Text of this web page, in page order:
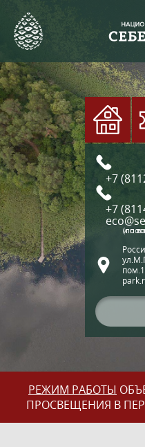
+7
+7
(по вопросам
РЕЖИМ РАБОТЫ
ПРОСВЕЩЕНИЯ В